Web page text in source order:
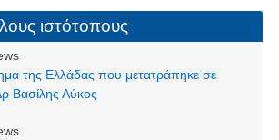
ιστότοπους
της Ελλάδας που μετατράπηκε σε
Βασίλης Λύκος